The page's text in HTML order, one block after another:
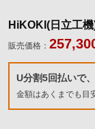
HiKOKI(日立工
販売価格：
U分割5回払いで
金額はあくまでも目